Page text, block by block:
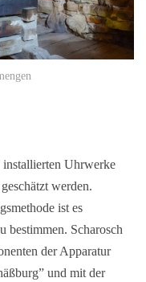
Uhrwerke
werden.
ist es
bestimmen. Scharosch
der Apparatur
und mit der